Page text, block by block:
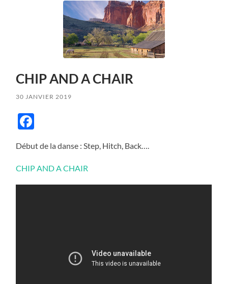
CHIP AND A CHAIR
30 JANVIER 2019
Début de la danse : Step, Hitch, Back….
CHIP AND A CHAIR